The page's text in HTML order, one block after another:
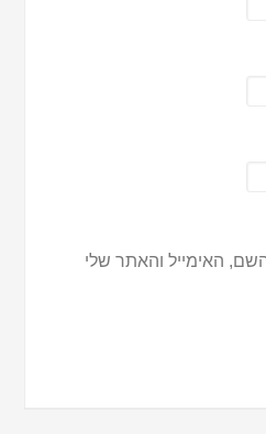
האימייל והאתר שלי